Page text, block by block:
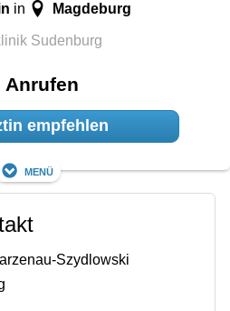
in Magdeburg
Sudenburg
Anrufen
empfehlen
Menü
Szydlowski